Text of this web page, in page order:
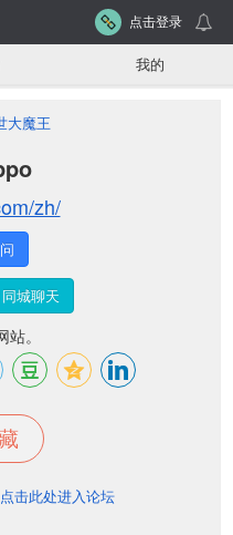
点击登录
我的
大魔王
zh/
同城聊天
。
击此处进入论坛